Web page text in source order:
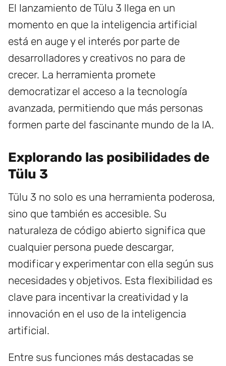
El lanzamiento de Tülu 3 llega en un
momento en que la inteligencia artificial
está en auge y el interés por parte de
desarrolladores y creativos no para de
crecer. La herramienta promete
democratizar el acceso a la tecnología
avanzada, permitiendo que más personas
formen parte del fascinante mundo de la IA.
Explorando las posibilidades de
Tülu 3
Tülu 3 no solo es una herramienta poderosa,
sino que también es accesible. Su
naturaleza de código abierto significa que
cualquier persona puede descargar,
modificar y experimentar con ella según sus
necesidades y objetivos. Esta flexibilidad es
clave para incentivar la creatividad y la
innovación en el uso de la inteligencia
artificial.
Entre sus funciones más destacadas se